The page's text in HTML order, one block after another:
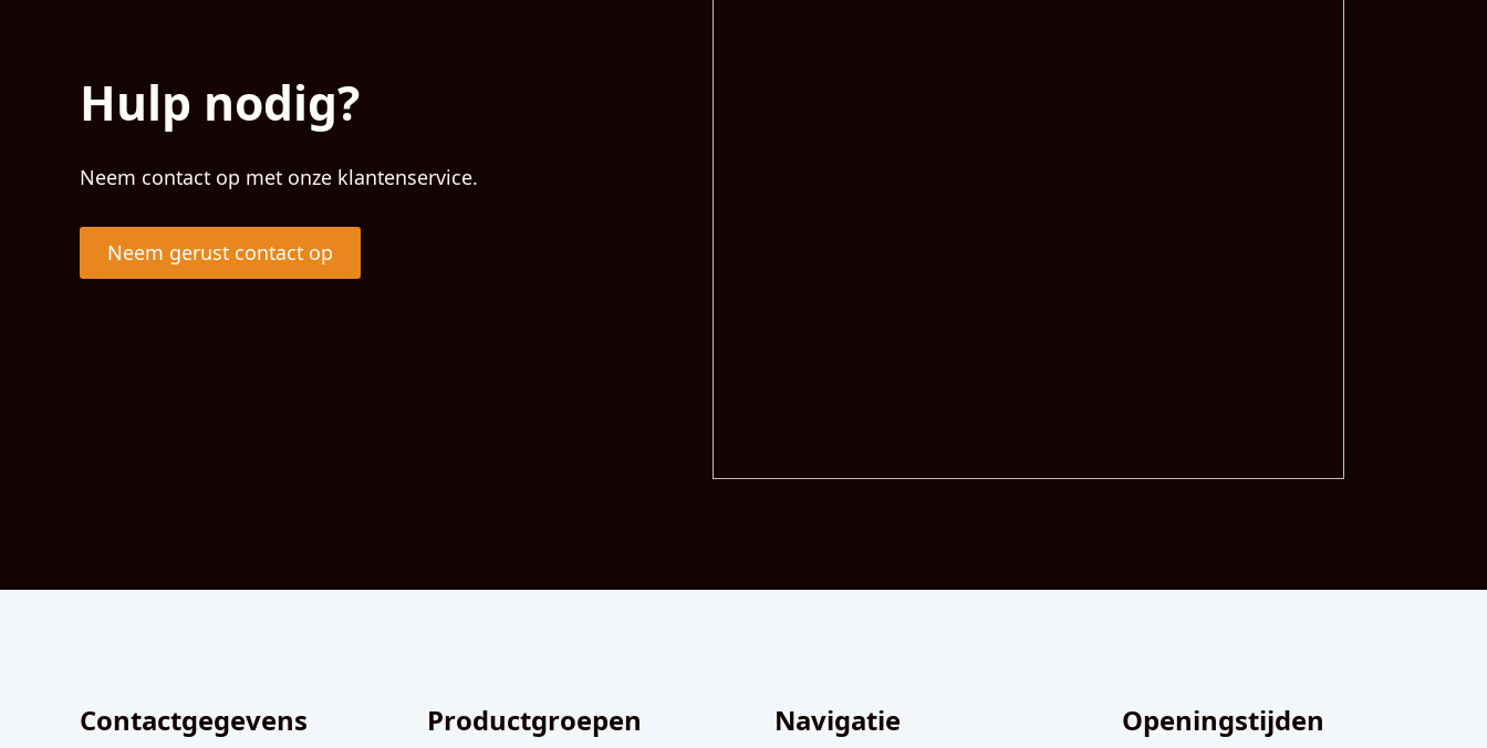
Hulp nodig?
Neem contact op met onze klantenservice.
Neem gerust contact op
Contactgegevens Productgroepen Navigatie Openingstijden